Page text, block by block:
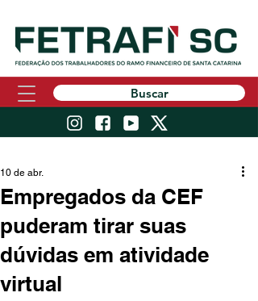
Buscar
Empregados da CEF
puderam tirar suas
dúvidas em atividade
virtual
10 de abr.